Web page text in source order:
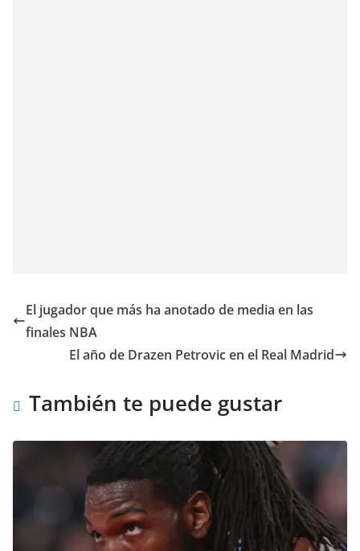
El jugador que más ha anotado de media en las
finales NBA
El año de Drazen Petrovic en el Real Madrid
También te puede gustar